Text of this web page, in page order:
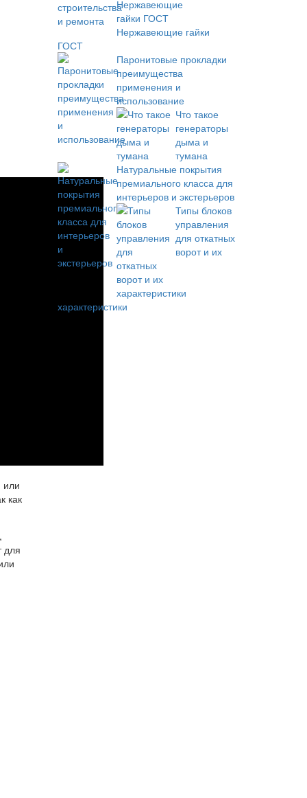
или
как
для
Нержавеющие гайки
ГОСТ
Паронитовые прокладки
преимущества
применения и
использование
Что такое
генераторы
дыма и
тумана
Натуральные покрытия
премиального класса для
интерьеров и экстерьеров
Типы блоков
управления
для откатных
ворот и их
характеристики